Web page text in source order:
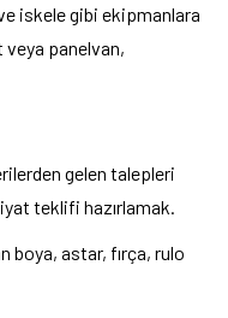
iskele gibi ekipmanlara
veya panelvan,
gelen talepleri
teklifi hazırlamak.
boya, astar, fırça, rulo